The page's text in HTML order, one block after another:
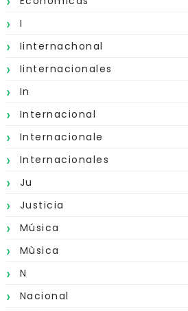
I
Iinternachonal
Iinternacionales
In
Internacional
Internacionale
Internacionales
Ju
Justicia
Música
Mùsica
N
Nacional